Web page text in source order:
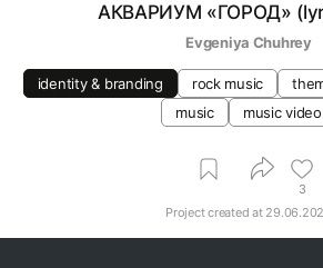
АКВАРИУМ «ГОРОД»
Evgeniya Chuhrey
identity & branding rock music
music
music video
3
Project created at